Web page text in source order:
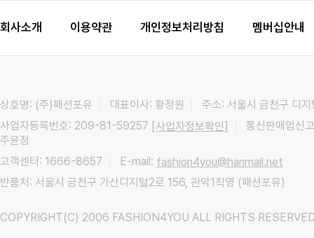
회사소개 이용약관 개인정보처리방침 멤버십안내
상호명: (주)패션포유 대표이사: 황정원
주소: 서울시 금천구 디
사업자등록번호: 209-81-59257 [사업자정보확인]
통신판매업신
주윤정
고객센터: 1666-8657
E-mail: fashion4you@hanmail.net
반품처: 서울시 금천구 가산디지털2로 156, 관악1직영 (패션포유)
COPYRIGHT(C) 2006 FASHION4YOU ALL RIGHTS